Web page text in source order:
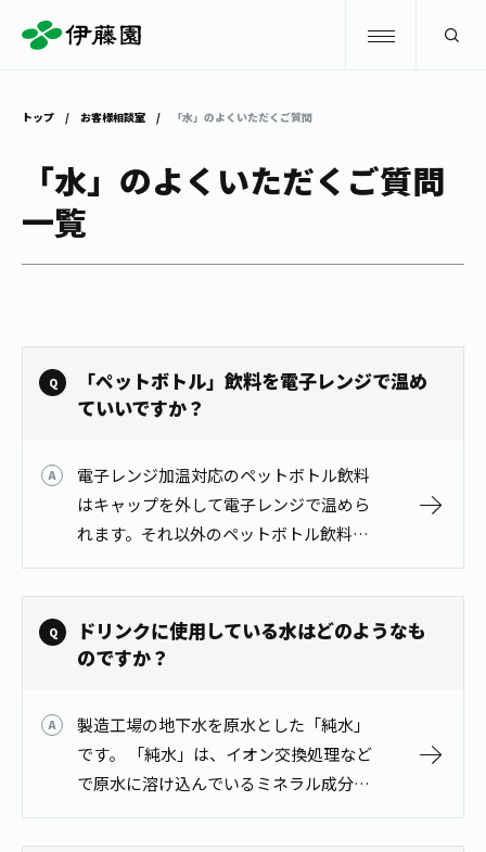
商品情報
お〜いお茶
健康ミネラルむぎ茶
1日分の野菜
ブランドから探す
カテゴリーから探す
キャンペーン
お茶を知る・楽しむ
お茶を楽しむ
お茶のいれ方
動画ギャラリー
レシピ集
お茶百科
お茶百科キッズ
茶産地育成事業
体験・イベント
見学・体験
工場見学
食育・文化
新俳句大賞
店舗・通販
伊藤園の店舗トップ
茶寮伊藤園
通信販売トップ
お客様相談室
企業情報 GLOBAL
トップ お客様相談室 「水」のよくいただくご質問
「水」のよくいただくご質問
一覧
「ペットボトル」飲料を電子レンジで温め
ていいですか？
電子レンジ加温対応のペットボトル飲料
はキャップを外して電子レンジで温めら
れます。それ以外のペットボトル飲料を
電子レンジで温めることは絶対におやめ
ください。 【電子レンジ加温対応（レン
チンボトル・電子レンジOKと書かれて
い…
ドリンクに使用している水はどのようなも
のですか？
製造工場の地下水を原水とした「純水」
です。 「純水」は、イオン交換処理など
で原水に溶け込んでいるミネラル成分な
どを電気的に吸着除去した水です。